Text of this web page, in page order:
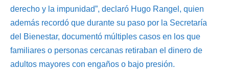
derecho y la impunidad”, declaró Hugo Rangel, quien
además recordó que durante su paso por la Secretaría
del Bienestar, documentó múltiples casos en los que
familiares o personas cercanas retiraban el dinero de
adultos mayores con engaños o bajo presión.